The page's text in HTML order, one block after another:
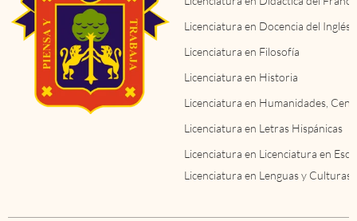
Licenciatura en Docencia del Inglés
Licenciatura en Filosofía
Licenciatura en Historia
Licenciatura en Humanidades,
Licenciatura en Letras Hispánicas
Licenciatura en Licenciatura en
Licenciatura en Lenguas y Culturas